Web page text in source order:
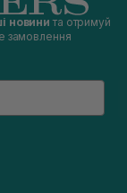
новини та отримуй
замовлення